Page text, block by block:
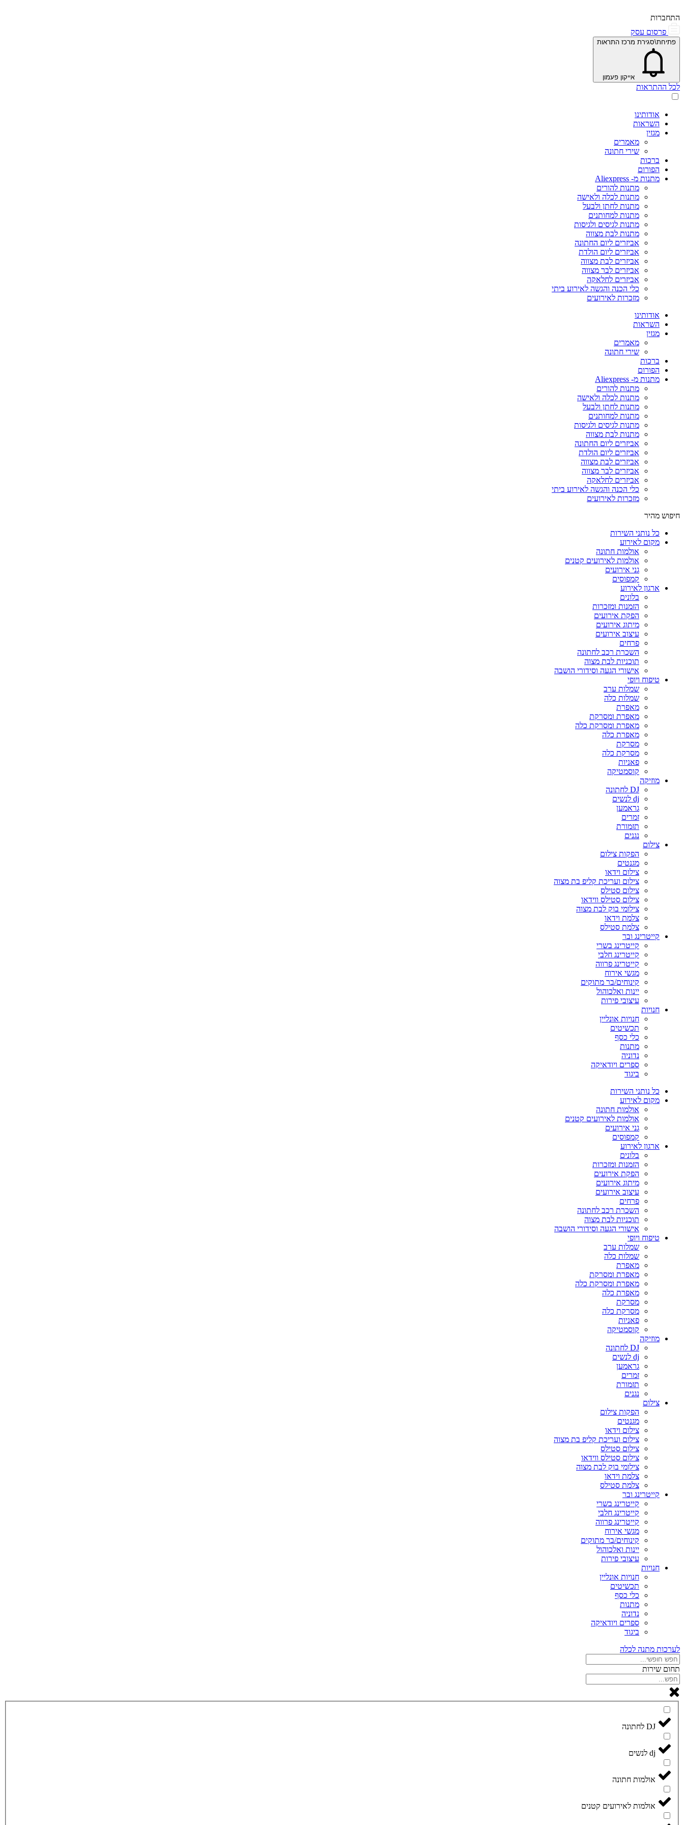
התחברות
פרסום עסק
פתיחת\סגירת מרכז התראות
אייקון פעמון
לכל ההתראות
אודותינו
השראות
מגזין
מאמרים
שירי חתונה
ברכות
הפורום
מתנות מ- Aliexpress
מתנות להורים
מתנות לכלה ולאישה
מתנות לחתן ולבעל
מתנות למחותנים
מתנות לגיסים ולגיסות
מתנות לבת מצווה
אביזרים ליום החתונה
אביזרים ליום הולדת
אביזרים לבת מצווה
אביזרים לבר מצווה
אביזרים לחלאקה
כלי הכנה והגשה לאירוע ביתי
מזכרות לאירועים
אודותינו
השראות
מגזין
מאמרים
שירי חתונה
ברכות
הפורום
מתנות מ- Aliexpress
מתנות להורים
מתנות לכלה ולאישה
מתנות לחתן ולבעל
מתנות למחותנים
מתנות לגיסים ולגיסות
מתנות לבת מצווה
אביזרים ליום החתונה
אביזרים ליום הולדת
אביזרים לבת מצווה
אביזרים לבר מצווה
אביזרים לחלאקה
כלי הכנה והגשה לאירוע ביתי
מזכרות לאירועים
חיפוש מהיר
כל נותני השירות
מקום לאירוע
אולמות חתונה
אולמות לאירועים קטנים
גני אירועים
קמפוסים
ארגון לאירוע
בלונים
הזמנות ומזכרות
הפקת אירועים
מיתוג אירועים
עיצוב אירועים
פרחים
השכרת רכב לחתונה
תוכניות לבת מצוה
אישורי הגעה וסידורי הושבה
טיפוח ויופי
שמלות ערב
שמלות כלה
מאפרת
מאפרת ומסרקת
מאפרת ומסרקת כלה
מאפרת כלה
מסרקת
מסרקת כלה
פאניות
קוסמטיקה
מוזיקה
DJ לחתונה
dj לנשים
גראמען
זמרים
תזמורת
נגנים
צילום
הפקות צילום
מגנטים
צילום וידאו
צילום ועריכת קליפ בת מצוה
צילום סטילס
צילום סטילס ווידאו
צילומי בוק לבת מצוה
צלמת וידאו
צלמת סטילס
קייטרינג ובר
קייטרינג בשרי
קייטרינג חלבי
קייטרינג פרווה
מגשי אירוח
קינוחים/בר מתוקים
יינות ואלכוהול
עיצובי פירות
חנויות
חנויות אונליין
תכשיטים
כלי כסף
מתנות
נדוניה
ספרים ויודאיקה
ביגוד
כל נותני השירות
מקום לאירוע
אולמות חתונה
אולמות לאירועים קטנים
גני אירועים
קמפוסים
ארגון לאירוע
בלונים
הזמנות ומזכרות
הפקת אירועים
מיתוג אירועים
עיצוב אירועים
פרחים
השכרת רכב לחתונה
תוכניות לבת מצוה
אישורי הגעה וסידורי הושבה
טיפוח ויופי
שמלות ערב
שמלות כלה
מאפרת
מאפרת ומסרקת
מאפרת ומסרקת כלה
מאפרת כלה
מסרקת
מסרקת כלה
פאניות
קוסמטיקה
מוזיקה
DJ לחתונה
dj לנשים
גראמען
זמרים
תזמורת
נגנים
צילום
הפקות צילום
מגנטים
צילום וידאו
צילום ועריכת קליפ בת מצוה
צילום סטילס
צילום סטילס ווידאו
צילומי בוק לבת מצוה
צלמת וידאו
צלמת סטילס
קייטרינג ובר
קייטרינג בשרי
קייטרינג חלבי
קייטרינג פרווה
מגשי אירוח
קינוחים/בר מתוקים
יינות ואלכוהול
עיצובי פירות
חנויות
חנויות אונליין
תכשיטים
כלי כסף
מתנות
נדוניה
ספרים ויודאיקה
ביגוד
לערכות מתנה לכלה
תחום שירות
DJ לחתונה
dj לנשים
אולמות חתונה
אולמות לאירועים קטנים